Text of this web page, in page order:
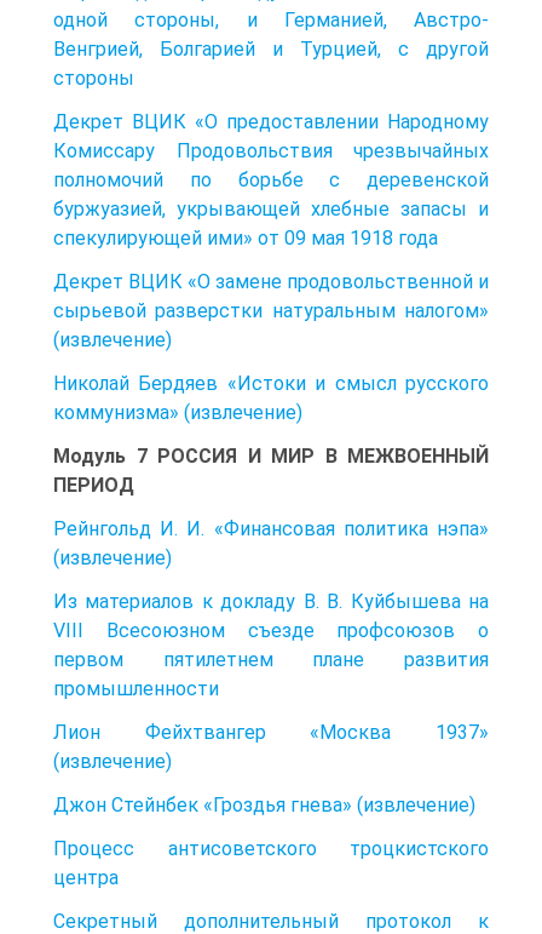
одной стороны, и Германией, Австро-
Венгрией, Болгарией и Турцией, с другой
стороны
Декрет ВЦИК «О предоставлении Народному
Комиссару Продовольствия чрезвычайных
полномочий по борьбе с деревенской
буржуазией, укрывающей хлебные запасы и
спекулирующей ими» от 09 мая 1918 года
Декрет ВЦИК «О замене продовольственной и
сырьевой разверстки натуральным налогом»
(извлечение)
Николай Бердяев «Истоки и смысл русского
коммунизма» (извлечение)
Модуль 7 РОССИЯ И МИР В МЕЖВОЕННЫЙ
ПЕРИОД
Рейнгольд И. И. «Финансовая политика нэпа»
(извлечение)
Из материалов к докладу В. В. Куйбышева на
VIII Всесоюзном съезде профсоюзов о
первом пятилетнем плане развития
промышленности
Лион Фейхтвангер «Москва 1937»
(извлечение)
Джон Стейнбек «Гроздья гнева» (извлечение)
Процесс антисоветского троцкистского
центра
Секретный дополнительный протокол к